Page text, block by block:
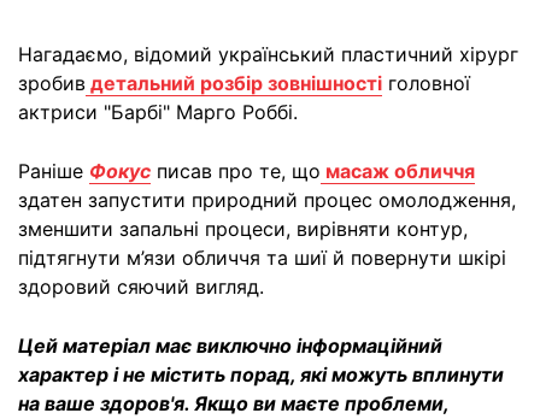
Нагадаємо, відомий український пластичний хірург
зробив детальний розбір зовнішності головної
актриси "Барбі" Марго Роббі.
Раніше Фокус писав про те, що масаж обличчя
здатен запустити природний процес омолодження,
зменшити запальні процеси, вирівняти контур,
підтягнути м’язи обличчя та шиї й повернути шкірі
здоровий сяючий вигляд.
Цей матеріал має виключно інформаційний
характер і не містить порад, які можуть вплинути
на ваше здоров'я. Якщо ви маєте проблеми,